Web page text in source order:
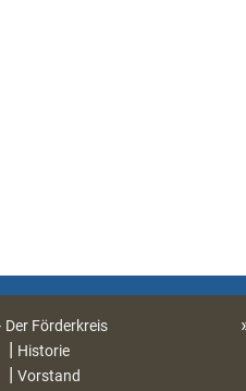
Der Förderkreis
Historie
Vorstand